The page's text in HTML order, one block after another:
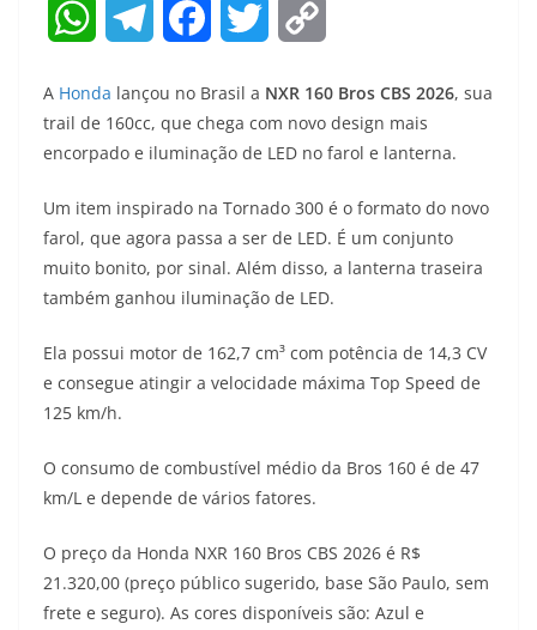
W
a
t
s
A
p
p
e
g
a
m
c
e
b
o
k
i
t
t
r
p
y
L
n
k
A Honda lançou no Brasil a NXR 160 Bros CBS 2026, sua
trail de 160cc, que chega com novo design mais
encorpado e iluminação de LED no farol e lanterna.
Um item inspirado na Tornado 300 é o formato do novo
farol, que agora passa a ser de LED. É um conjunto
muito bonito, por sinal. Além disso, a lanterna traseira
também ganhou iluminação de LED.
Ela possui motor de 162,7 cm³ com potência de 14,3 CV
e consegue atingir a velocidade máxima Top Speed de
125 km/h.
O consumo de combustível médio da Bros 160 é de 47
km/L e depende de vários fatores.
O preço da Honda NXR 160 Bros CBS 2026 é R$
21.320,00 (preço público sugerido, base São Paulo, sem
frete e seguro). As cores disponíveis são: Azul e